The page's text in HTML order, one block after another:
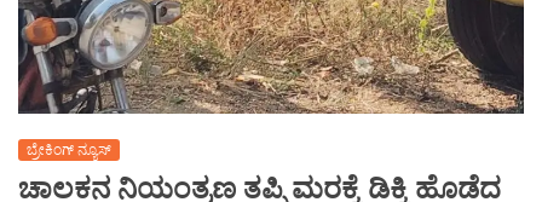
ಬ್ರೇಕಿಂಗ್ ನ್ಯೂಸ್
ಚಾಲಕನ ನಿಯಂತ್ರಣ ತಪ್ಪಿ ಮರಕ್ಕೆ ಡಿಕ್ಕಿ ಹೊಡೆದ